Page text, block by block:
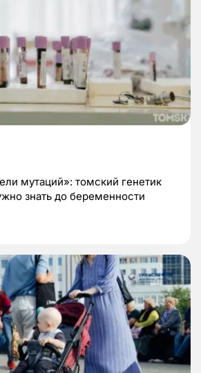
мутаций»: томский генетик
знать до беременности